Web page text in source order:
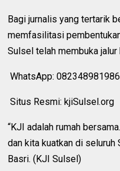
Bagi jurnalis yang tertarik
memfasilitasi
Sulsel telah membuka
WhatsApp: 082348981986
Situs Resmi: kjiSulsel.org
“KJI adalah rumah
dan kita kuatkan di seluruh
Basri. (KJI Sulsel)